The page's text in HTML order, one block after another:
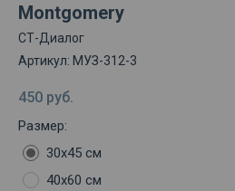
Montgomery
СТ-Диалог
Артикул: МУЗ-312-3
450 руб.
Размер:
30х45 см
40х60 см